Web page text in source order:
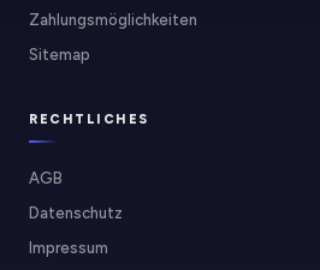
Zahlungsmöglichkeiten
Sitemap
RECHTLICHES
AGB
Datenschutz
Impressum